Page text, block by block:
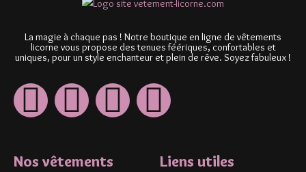
La magie à chaque pas ! Notre boutique en ligne de vêtements
licorne vous propose des tenues féériques, confortables et
uniques, pour un style enchanteur et plein de rêve. Soyez fabuleux !
Nos vêtements Liens utiles